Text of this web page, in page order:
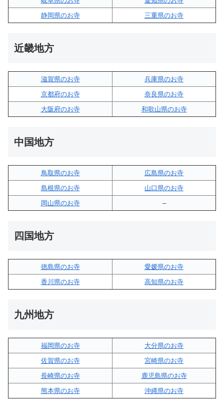
静岡県のお寺
三重県のお寺
近畿地方
滋賀県のお寺
兵庫県のお寺
京都府のお寺
奈良県のお寺
大阪府のお寺
和歌山県のお寺
中国地方
鳥取県のお寺
広島県のお寺
島根県のお寺
山口県のお寺
岡山県のお寺
–
四国地方
徳島県のお寺
愛媛県のお寺
香川県のお寺
高知県のお寺
九州地方
福岡県のお寺
大分県のお寺
佐賀県のお寺
宮崎県のお寺
長崎県のお寺
鹿児島県のお寺
熊本県のお寺
沖縄県のお寺